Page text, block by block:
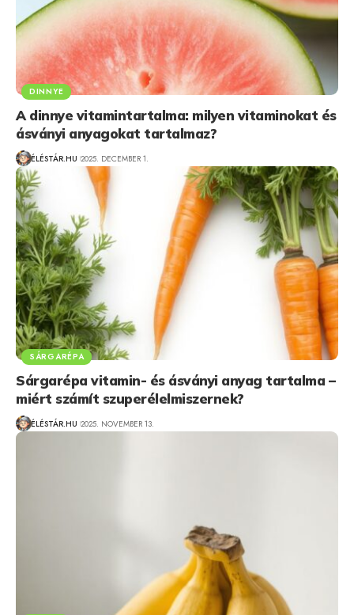
DINNYE
A dinnye vitamintartalma: milyen vitaminokat és
ásványi anyagokat tartalmaz?
ÉLÉSTÁR.HU 2025. DECEMBER 1.
SÁRGARÉPA
Sárgarépa vitamin- és ásványi anyag tartalma –
miért számít szuperélelmiszernek?
ÉLÉSTÁR.HU 2025. NOVEMBER 13.